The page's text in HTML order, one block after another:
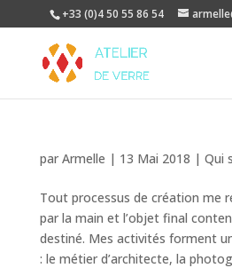
+33 (0)4 50 55 86 54
par Armelle | 13 Mai 2018 | Qui
Tout processus de création me
par la main et l’objet final
destiné. Mes activités forment
: le métier d’architecte, la